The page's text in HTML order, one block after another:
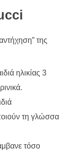
της
ηλικίας 3
τη γλώσσα
τόσο